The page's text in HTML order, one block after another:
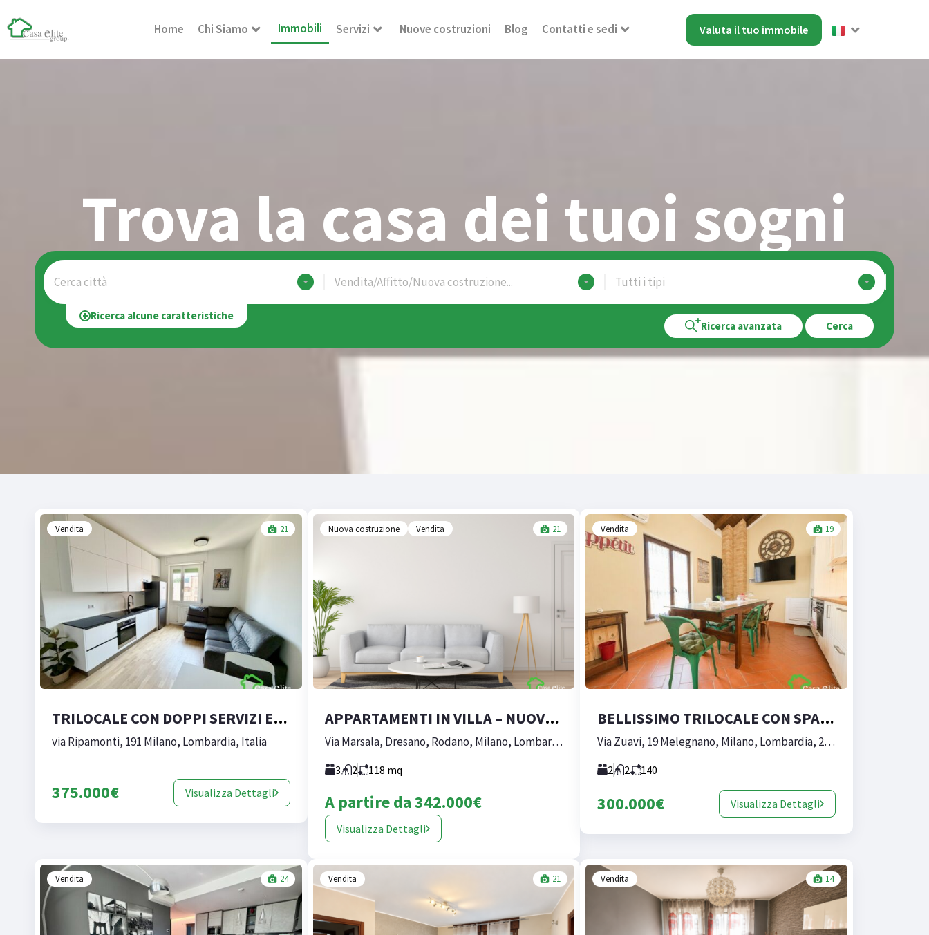
Home Chi Siamo Immobili Servizi Nuove costruzioni Blog Contatti e sedi Valuta il tuo immobile
Trova la casa dei tuoi sogni
Cerca città Vendita/Affitto/Nuova costruzione... Tutti i tipi
Ricerca alcune caratteristiche
Ricerca avanzata Cerca
Vendita 21
TRILOCALE CON DOPPI SERVIZI E BALCONI – MILANO, VIA RIPAMONTI
via Ripamonti, 191 Milano, Lombardia, Italia
375.000€ Visualizza Dettagli
Nuova costruzione Vendita 21
APPARTAMENTI IN VILLA – NUOVA COSTRUZIONE DRESANO
Via Marsala, Dresano, Rodano, Milano, Lombardia, 20075, Italia
3 2 118 mq
A partire da342.000€
Visualizza Dettagli
Vendita 19
BELLISSIMO TRILOCALE CON SPAZI BEN DISTRIBUITI
Via Zuavi, 19 Melegnano, Milano, Lombardia, 20077, Italia
2 2 140
300.000€ Visualizza Dettagli
Vendita 24 Vendita 21 Vendita 14